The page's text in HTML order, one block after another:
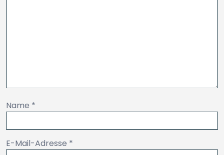
Name *
E-Mail-Adresse *